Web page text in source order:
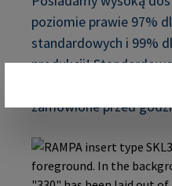
poziomie prawie 97%
standardowych i 99%
produkcji!
zamówione przed